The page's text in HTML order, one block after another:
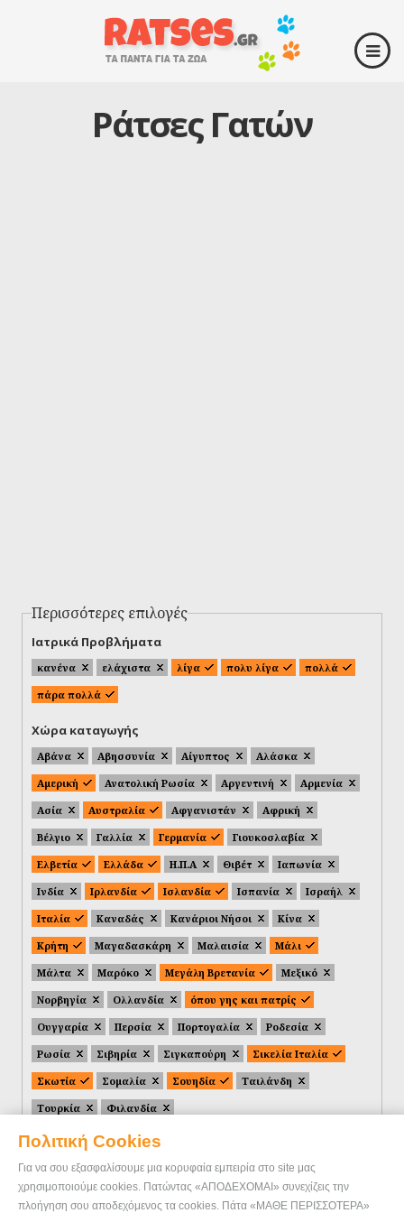
Πολιτική Cookies
Για να σου εξασφαλίσουμε μια κορυφαία εμπειρία στο site μας
χρησιμοποιούμε cookies. Πατώντας «ΑΠΟΔΕΧΟΜΑΙ» συνεχίζεις την
πλοήγηση σου αποδεχόμενος τα cookies. Πάτα «ΜΑΘΕ ΠΕΡΙΣΣΟΤΕΡΑ»
Ράτσες Γατών
Περισσότερες επιλογές
Ιατρικά Προβλήματα
κανένα ελάχιστα λίγα πολυ λίγα
πολλά
πάρα πολλά
Χώρα καταγωγής
Αβάνα Αβησσυνία Αίγυπτος
Αλάσκα
Αμερική
Ανατολική Ρωσία Αργεντινή
Αρμενία
Ασία
Αυστραλία Αφγανιστάν
Αφρική
Βέλγιο
Γαλλία Γερμανία
Γιουκοσλαβία
Ελβετία
Ελλάδα Η.Π.Α Θιβέτ
Ιαπωνία
Ινδία
Ιρλανδία Ισλανδία Ισπανία
Ισραήλ
Ιταλία
Καναδάς Κανάριοι Νήσοι
Κίνα
Κρήτη
Μαγαδασκάρη Μαλαισία
Μάλι
Μάλτα
Μαρόκο Μεγάλη Βρετανία
Μεξικό
Νορβηγία
Ολλανδία
όπου γης και πατρίς
Ουγγαρία
Περσία Πορτογαλία
Ροδεσία
Ρωσία
Σιβηρία Σιγκαπούρη
Σικελία Ιταλία
Σκωτία
Σομαλία Σουηδία
Ταιλάνδη
Τουρκία
Φιλανδία